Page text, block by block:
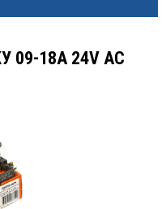
09-18А 24V AC